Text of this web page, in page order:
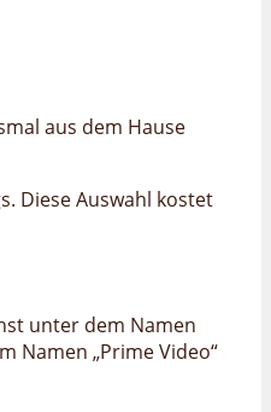
aus dem Hause
Diese Auswahl kostet
unter dem Namen
Namen „Prime Video“